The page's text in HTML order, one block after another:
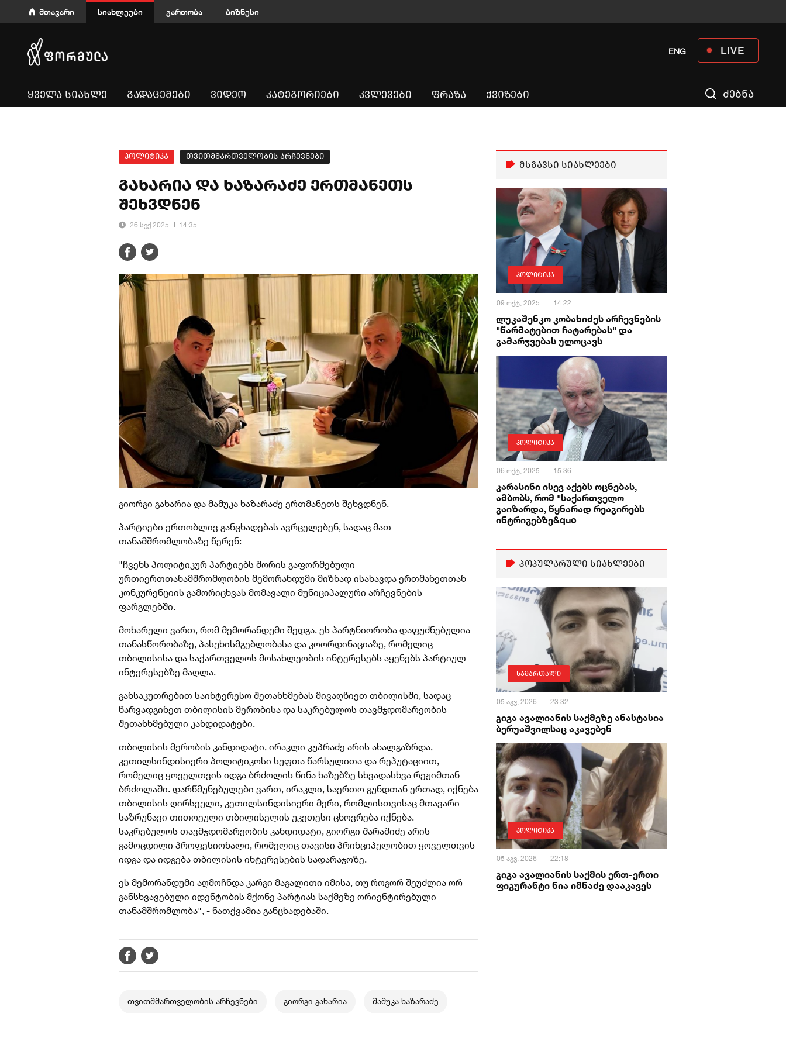
მთავარი სიახლეები გართობა ბიზნესი
LIVE
ENG
ᲧᲕᲔᲚᲐ ᲡᲘᲐᲮᲚᲔ ᲒᲐᲓᲐᲪᲔᲛᲔᲑᲘ ᲕᲘᲓᲔᲝ ᲙᲐᲢᲔᲒᲝᲠᲘᲔᲑᲘ ᲙᲕᲚᲔᲕᲔᲑᲘ ᲤᲠᲐᲖᲐ ᲥᲕᲘᲖᲔᲑᲘ ძებნა
პოლიტიკა თვითმმართველობის არჩევნები
გახარია და ხაზარაძე ერთმანეთს
შეხვდნენ
26 სექ 2025 14:35
გიორგი გახარია და მამუკა ხაზარაძე ერთმანეთს შეხვდნენ.
პარტიები ერთობლივ განცხადებას ავრცელებენ, სადაც მათ
თანამშრომლობაზე წერენ:
"ჩვენს პოლიტიკურ პარტიებს შორის გაფორმებული
ურთიერთთანამშრომლობის მემორანდუმი მიზნად ისახავდა ერთმანეთთან
კონკურენციის გამორიცხვას მომავალი მუნიციპალური არჩევნების
ფარგლებში.
მოხარული ვართ, რომ მემორანდუმი შედგა. ეს პარტნიორობა დაფუძნებულია
თანასწორობაზე, პასუხისმგებლობასა და კოორდინაციაზე, რომელიც
თბილისისა და საქართველოს მოსახლეობის ინტერესებს აყენებს პარტიულ
ინტერესებზე მაღლა.
განსაკუთრებით საინტერესო შეთანხმებას მივაღწიეთ თბილისში, სადაც
წარვადგინეთ თბილისის მერობისა და საკრებულოს თავმჯდომარეობის
შეთანხმებული კანდიდატები.
თბილისის მერობის კანდიდატი, ირაკლი კუპრაძე არის ახალგაზრდა,
კეთილსინდისიერი პოლიტიკოსი სუფთა წარსულითა და რეპუტაციით,
რომელიც ყოველთვის იდგა ბრძოლის წინა ხაზებზე სხვადასხვა რეჟიმთან
ბრძოლაში. დარწმუნებულები ვართ, ირაკლი, საერთო გუნდთან ერთად, იქნება
თბილისის ღირსეული, კეთილსინდისიერი მერი, რომლისთვისაც მთავარი
საზრუნავი თითოეული თბილისელის უკეთესი ცხოვრება იქნება.
საკრებულოს თავმჯდომარეობის კანდიდატი, გიორგი შარაშიძე არის
გამოცდილი პროფესიონალი, რომელიც თავისი პრინციპულობით ყოველთვის
იდგა და იდგება თბილისის ინტერესების სადარაჯოზე.
ეს მემორანდუმი აღმოჩნდა კარგი მაგალითი იმისა, თუ როგორ შეუძლია ორ
განსხვავებული იდენტობის მქონე პარტიას საქმეზე ორიენტირებული
თანამშრომლობა", - ნათქვამია განცხადებაში.
თვითმმართველობის არჩევნები გიორგი გახარია მამუკა ხაზარაძე
მსგავსი სიახლეები
პოლიტიკა
09 ოქტ, 2025 14:22
ლუკაშენკო კობახიძეს არჩევნების
"წარმატებით ჩატარებას" და
გამარჯვებას ულოცავს
პოლიტიკა
06 ოქტ, 2025 15:36
კარასინი ისევ აქებს ოცნებას,
ამბობს, რომ "საქართველო
გაიზარდა, წყნარად რეაგირებს
ინტრიგებზე&quo
პოპულარული სიახლეები
სამართალი
05 აგვ, 2026 23:32
გიგა ავალიანის საქმეზე ანასტასია
ბერუაშვილსაც აკავებენ
პოლიტიკა
05 აგვ, 2026 22:18
გიგა ავალიანის საქმის ერთ-ერთი
ფიგურანტი ნია იმნაძე დააკავეს